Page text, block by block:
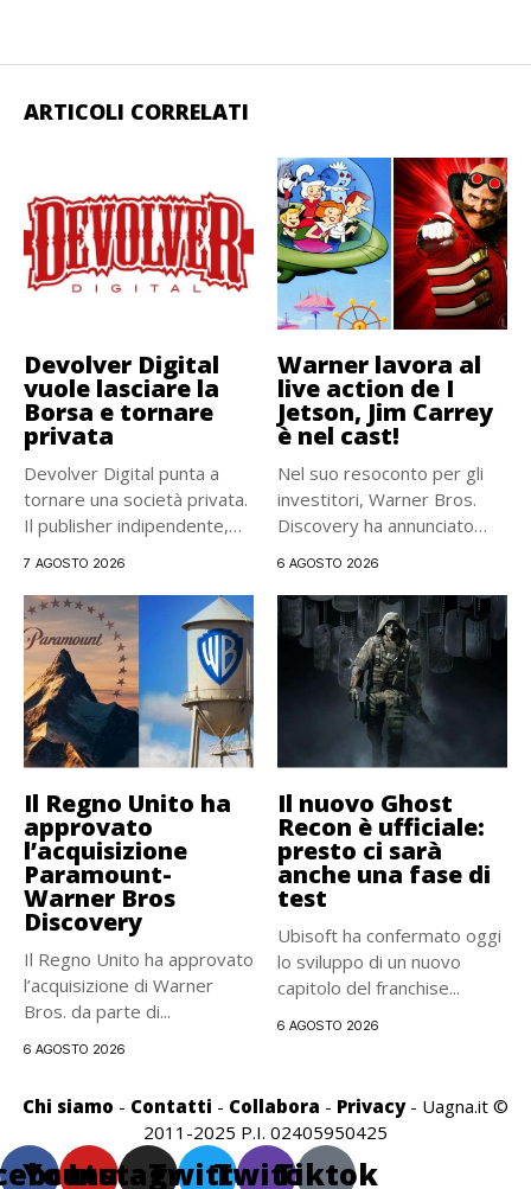
ARTICOLI CORRELATI
Devolver Digital
vuole lasciare la
Borsa e tornare
privata
Devolver Digital punta a
tornare una società privata.
Il publisher indipendente,
7 AGOSTO 2026
Warner lavora al
live action de I
Jetson, Jim Carrey
è nel cast!
Nel suo resoconto per gli
investitori, Warner Bros.
Discovery ha annunciato
6 AGOSTO 2026
Il Regno Unito ha
approvato
l’acquisizione
Paramount-
Warner Bros
Discovery
Il Regno Unito ha approvato
l’acquisizione di Warner
Bros. da parte di...
6 AGOSTO 2026
Il nuovo Ghost
Recon è ufficiale:
presto ci sarà
anche una fase di
test
Ubisoft ha confermato oggi
lo sviluppo di un nuovo
capitolo del franchise...
6 AGOSTO 2026
Chi siamo - Contatti - Collabora - Privacy- Uagna.it ©
2011-2025 P.I. 02405950425
Youtube
Instagram
TwitterTwitchTiktok